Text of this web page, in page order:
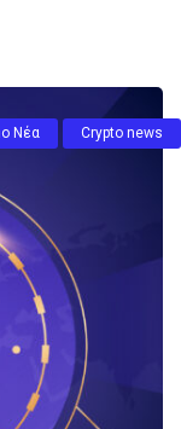
Νέα Crypto news